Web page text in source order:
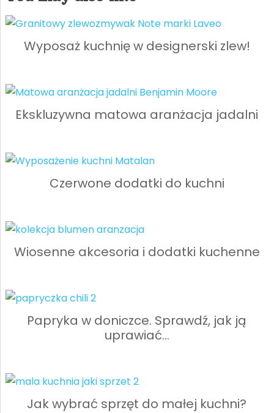
Wyposaż kuchnię w designerski zlew!
Ekskluzywna matowa aranżacja jadalni
Czerwone dodatki do kuchni
Wiosenne akcesoria i dodatki kuchenne
Papryka w doniczce. Sprawdź, jak ją
uprawiać…
Jak wybrać sprzęt do małej kuchni?